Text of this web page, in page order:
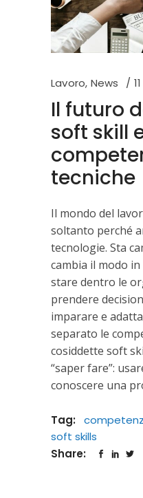
Lavoro, News
Il futuro
soft skill
tecniche
Il mondo del
soltanto perché
tecnologie. Sta
cambia il modo
stare dentro le
prendere
imparare e
separato le
cosiddette soft
“saper fare”:
conoscere una
Tag:
soft skills
Share: